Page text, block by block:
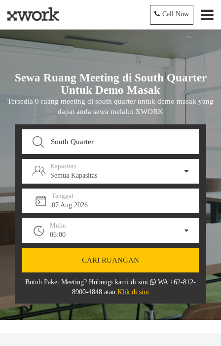
Call Now
Sewa Ruang Meeting di South Quarter
Untuk Demo Masak
Tersedia 0 ruang meeting di south quarter untuk demo masak yang
dapat anda sewa melalui XWORK
Kapasitas
Semua Kapasitas
Tanggal
07 Aug 2026
Mulai
06:00
CARI RUANGAN
Butuh Paket Meeting? Hubungi kami di sini
WA +62-812-
8900-4848 atau Klik di sini